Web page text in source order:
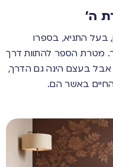
ה’
בעל התניא, בספרו
מטרת הספר להתוות דרך
אבל בעצם הינה גם הדרך,
באשר הם.